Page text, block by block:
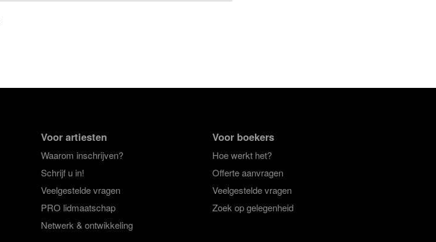
Voor artiesten
Waarom inschrijven?
Schrijf u in!
Veelgestelde vragen
PRO lidmaatschap
Netwerk & ontwikkeling
Voor boekers
Hoe werkt het?
Offerte aanvragen
Veelgestelde vragen
Zoek op gelegenheid